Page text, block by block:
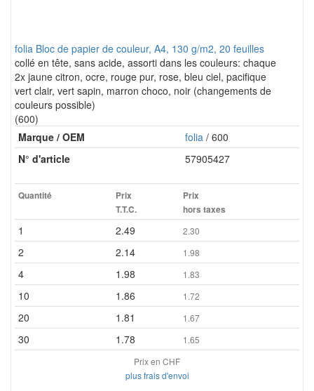
folia Bloc de papier de couleur, A4, 130 g/m2, 20 feuilles
collé en tête, sans acide, assorti dans les couleurs: chaque
2x jaune citron, ocre, rouge pur, rose, bleu ciel, pacifique
vert clair, vert sapin, marron choco, noir (changements de
couleurs possible)
(600)
Marque / OEM
folia / 600
N° d'article
57905427
Quantité
Prix
T.T.C.
Prix
hors taxes
1 2.49 2.30
2 2.14 1.98
4 1.98 1.83
10 1.86 1.72
20 1.81 1.67
30 1.78
1.65
Prix en CHF
plus frais d'envoi